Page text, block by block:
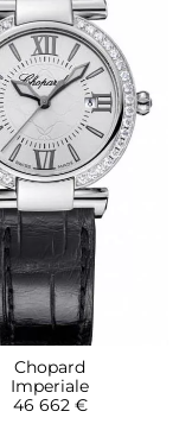
Chopard
Imperiale
46 662 €